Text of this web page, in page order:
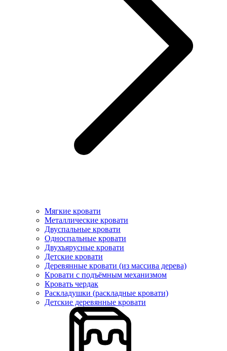
Мягкие кровати
Металлические кровати
Двуспальные кровати
Односпальные кровати
Двухъярусные кровати
Детские кровати
Деревянные кровати (из массива дерева)
Кровати с подъёмным механизмом
Кровать чердак
Раскладушки (раскладные кровати)
Детские деревянные кровати